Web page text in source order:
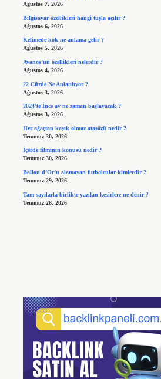
Ağustos 7, 2026
Bilgisayar özellikleri hangi tuşla açılır ?
Ağustos 6, 2026
Kelimede kök ne anlama gelir ?
Ağustos 5, 2026
Avanos’un özellikleri nelerdir ?
Ağustos 4, 2026
22 Cüzde Ne Anlatılıyor ?
Ağustos 3, 2026
2024’te İnce av ne zaman başlayacak ?
Ağustos 3, 2026
Her ağaçtan kaşık olmaz atasözü nedir ?
Temmuz 30, 2026
İçerde filminin konusu nedir ?
Temmuz 30, 2026
Ballon d’Or’u alamayan futbolcular kimlerdir ?
Temmuz 29, 2026
Tam sayılarla birlikte yazılan kesirlere ne denir ?
Temmuz 28, 2026